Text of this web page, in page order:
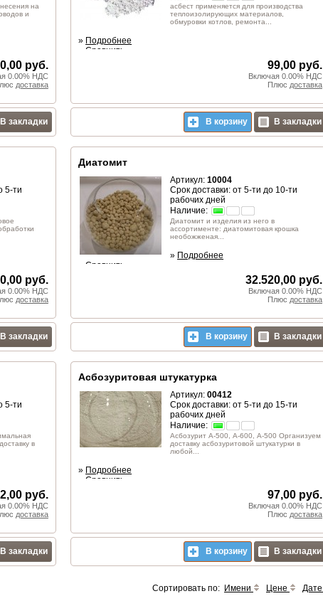
на
и
руб.
0.00% НДС
доставка
В закладки
асбест применяется для производства
теплоизолирующих материалов,
обмуровки котлов, ремонта...
» Подробнее
Сравнить
99,00 руб.
Включая 0.00% НДС
Плюс доставка
В корзину В закладки
5-ти
руб.
0.00% НДС
доставка
В закладки
Диатомит
Артикул:10004
Срок доставки: от 5-ти до 10-ти
рабочих дней
Наличие:
Диатомит и изделия из него в
ассортименте: диатомитовая крошка
необожженая...
» Подробнее
Сравнить
32.520,00 руб.
Включая 0.00% НДС
Плюс доставка
В корзину В закладки
5-ти
в
руб.
0.00% НДС
доставка
В закладки
Асбозуритовая штукатурка
Артикул:00412
Срок доставки: от 5-ти до 15-ти
рабочих дней
Наличие:
Асбозурит А-500, А-600, А-500 Организуем
доставку асбозуритовой штукатурки в
любой...
» Подробнее
Сравнить
97,00 руб.
Включая 0.00% НДС
Плюс доставка
В корзину В закладки
Сортировать по: Имени Цене Дате